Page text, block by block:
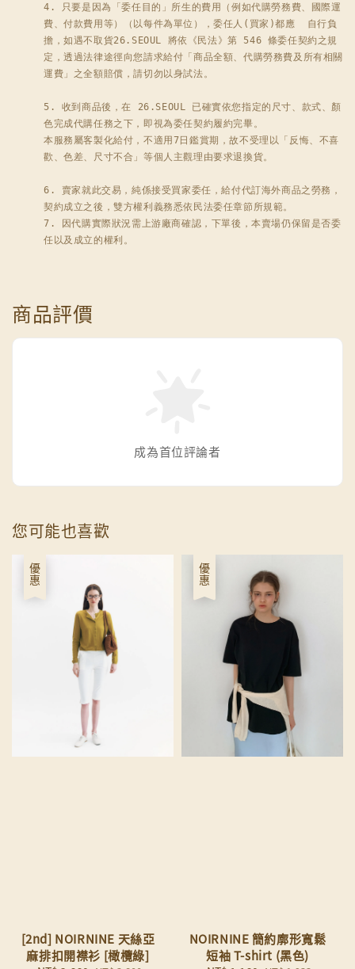
4. 只要是因為「委任目的」所生的費用（例如代購勞務費、國際運
費、付款費用等）（以每件為單位），委任人(買家)都應  自行負
擔，如遇不取貨26.SEOUL 將依《民法》第 546 條委任契約之規
定，透過法律途徑向您請求給付「商品全額、代購勞務費及所有相關
運費」之全額賠償，請切勿以身試法。
5. 收到商品後，在 26.SEOUL 已確實依您指定的尺寸、款式、顏
色完成代購任務之下，即視為委任契約履約完畢。
本服務屬客製化給付，不適用7日鑑賞期，故不受理以「反悔、不喜
歡、色差、尺寸不合」等個人主觀理由要求退換貨。
6. 賣家就此交易，純係接受買家委任，給付代訂海外商品之勞務，
契約成立之後，雙方權利義務悉依民法委任章節所規範。
7. 因代購實際狀況需上游廠商確認，下單後，本賣場仍保留是否委
任以及成立的權利。
商品評價
成為首位評論者
您可能也喜歡
優惠
[2nd] NOIRNINE 天絲亞
麻排扣開襟衫 [橄欖綠]
優惠
NOIRNINE 簡約廓形寬鬆
短袖 T-shirt (黑色)